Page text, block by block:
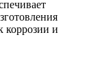
коррозии и